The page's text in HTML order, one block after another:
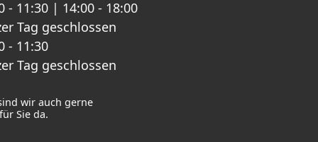
- 11:30 | 14:00 - 18:00
Tag geschlossen
- 11:30
Tag geschlossen
wir auch gerne
Sie da.